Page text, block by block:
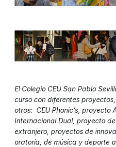
El Colegio CEU San Pablo
curso con diferentes
otros: CEU Phonic’s, proyecto
Internacional Dual, proyecto
extranjero, proyectos de
oratoria, de música y deporte